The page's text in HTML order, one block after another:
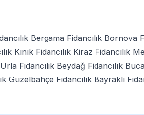
Bergama Fidancılık Bornova
Kınık Fidancılık Kiraz Fidancılık
Urla Fidancılık Beydağ Fidancılık
Güzelbahçe Fidancılık Bayraklı